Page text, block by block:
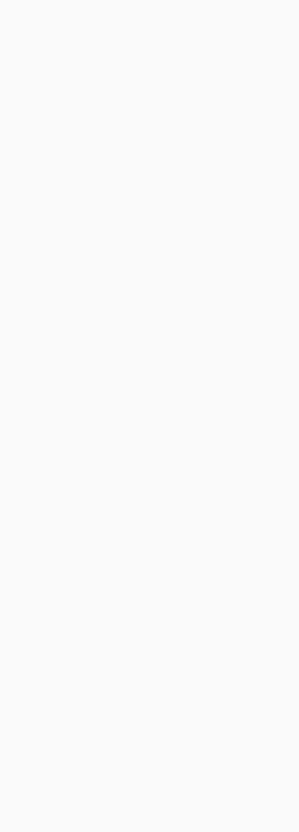
月１５万円くらいの収入しかない自分
ことができました。プロミスならパー
イトでも安定した収入があれば借りら
て融資を依頼しましたが本当に借りら
いています。申し込みはパソコンやス
ンで簡単にできて、返済はよく利用し
ビニのＡＴＭでできるので便利でし
ニのＡＴＭなら２４時間毎日使えるの
返済ができます。